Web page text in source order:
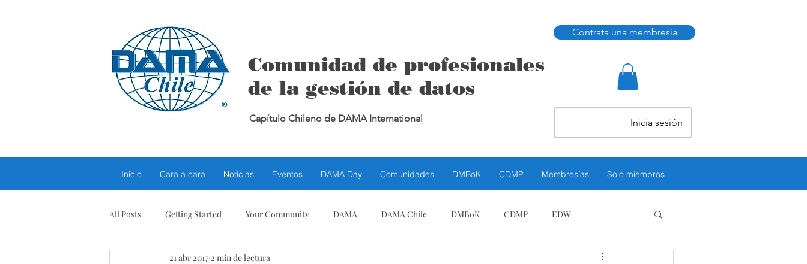
Comunidad de profesionales
de la gestión de datos
Capítulo Chileno de DAMA International
Contrata una membresía
Inicia sesión
Inicio Cara a cara Noticias Eventos DAMA Day Comunidades DMBoK CDMP Membresías Solo miembros
All Posts Getting Started Your Community DAMA DAMA Chile DMBoK CDMP EDW
21 abr 2017 2 min de lectura